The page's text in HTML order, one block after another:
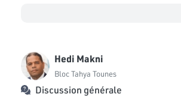
Hedi Makni
Bloc Tahya Tounes
Discussion générale